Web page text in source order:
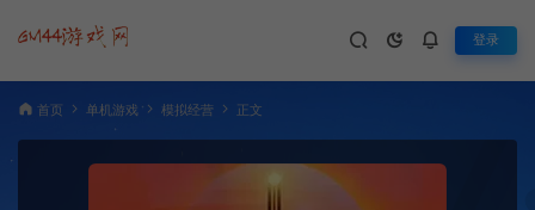
登录
首页 单机游戏 模拟经营 正文